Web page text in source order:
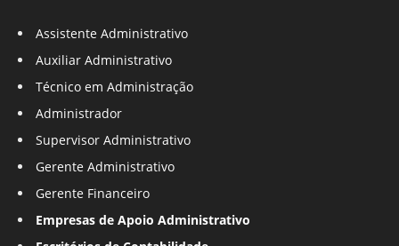
Assistente Administrativo
Auxiliar Administrativo
Técnico em Administração
Administrador
Supervisor Administrativo
Gerente Administrativo
Gerente Financeiro
Empresas de Apoio Administrativo